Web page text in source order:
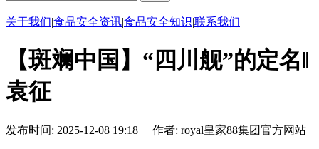
关于我们|食品安全资讯|食品安全知识|联系我们|
【斑斓中国】“四川舰”的定名‖
袁征
发布时间: 2025-12-08 19:18 作者: royal皇家88集团官方网站